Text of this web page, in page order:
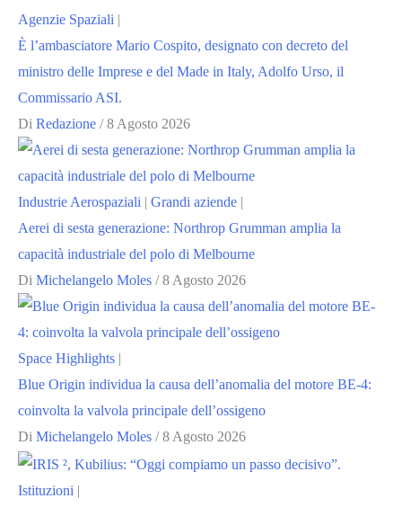
Agenzie Spaziali |
È l’ambasciatore Mario Cospito, designato con decreto del
ministro delle Imprese e del Made in Italy, Adolfo Urso, il
Commissario ASI.
Di Redazione /8 Agosto 2026
Industrie Aerospaziali | Grandi aziende |
Aerei di sesta generazione: Northrop Grumman amplia la
capacità industriale del polo di Melbourne
Di Michelangelo Moles /8 Agosto 2026
Space Highlights |
Blue Origin individua la causa dell’anomalia del motore BE-4:
coinvolta la valvola principale dell’ossigeno
Di Michelangelo Moles /8 Agosto 2026
Istituzioni |